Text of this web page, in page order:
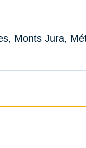
Monts Jura,